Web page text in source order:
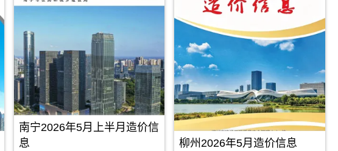
市、
市、
上
思
县;
主
办：
防
城
市
建
县;，
钦
市
造
价
信
息
期
PDF
息
发
布，
当
前
贺
州
造
价
信
息
每
月
网
用
梧
州
工
程
投
资
估
算
价
（防
港
建
设
造
价
信
息）
期
下载
（百
建
设
工
程
造
价
信
息）
刊，
由
PDF 下载
南宁2026年5月上半月造价信
息
柳州2026年5月造价信息